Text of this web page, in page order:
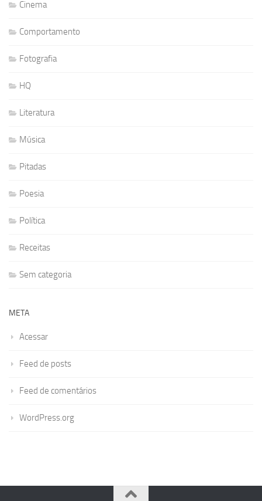
Cinema
Comportamento
Fotografia
HQ
Literatura
Música
Pitadas
Poesia
Política
Receitas
Sem categoria
META
Acessar
Feed de posts
Feed de comentários
WordPress.org